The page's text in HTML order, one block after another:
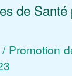
de
Promotion